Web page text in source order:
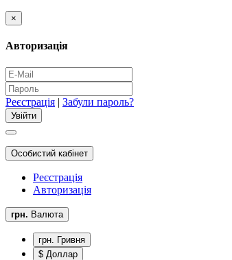
×
Авторизація
Реєстрація | Забули пароль?
Особистий кабінет
Реєстрація
Авторизація
грн. Валюта
грн. Гривня
$ Доллар